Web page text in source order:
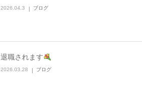
2026.04.3 ブログ
退職されます
2026.03.28 ブログ